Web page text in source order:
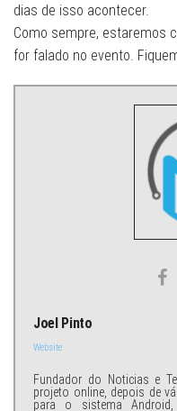
dias de isso acontecer.
Como sempre, estaremos
for falado no evento.
Joel Pinto
Website
Fundador do Noticias e
projeto online, depois de
para o sistema